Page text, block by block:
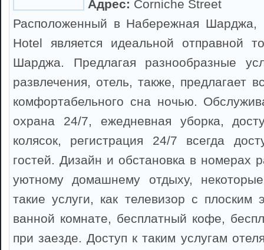
Адрес: Corniche Street
Расположенный в Набережная Шарджа,
Hotel является идеальной отправной
Шарджа. Предлагая разнообразные
развлечения, отель, также, предлагает
комфортабельного сна ночью.
охрана 24/7, ежедневная уборка,
колясок, регистрация 24/7 всегда
гостей. Дизайн и обстановка в номерах
уютному домашнему отдыху,
такие услуги, как телевизор с плоским
ванной комнате, бесплатный кофе,
при заезде. Доступ к таким услугам